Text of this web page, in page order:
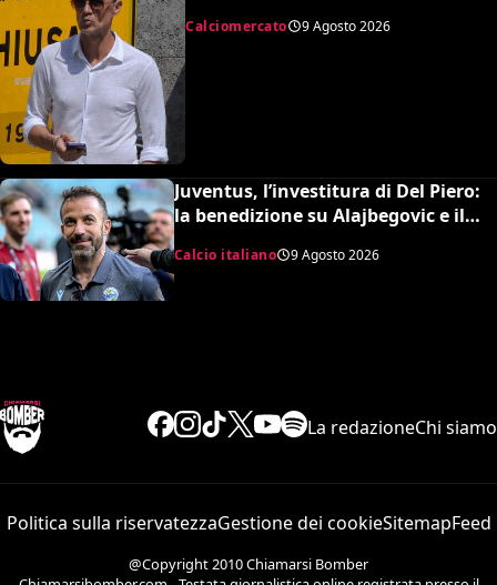
Calciomercato 9 Agosto 2026
Juventus, l’investitura di Del Piero:
la benedizione su Alajbegovic e il
fattore Spalletti per il ritorno in alto
Calcio italiano 9 Agosto 2026
La redazioneChi siamo
Politica sulla riservatezzaGestione dei cookieSitemapFeed
@Copyright 2010 Chiamarsi Bomber